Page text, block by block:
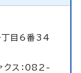
目6番34
ス：082-